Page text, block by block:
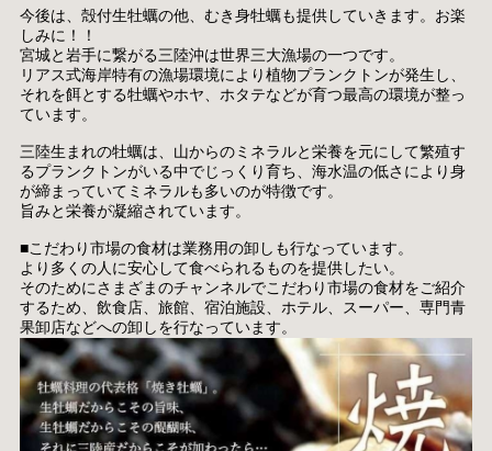
今後は、殻付生牡蠣の他、むき身牡蠣も提供していきます。お楽
しみに！！
宮城と岩手に繋がる三陸沖は世界三大漁場の一つです。
リアス式海岸特有の漁場環境により植物プランクトンが発生し、
それを餌とする牡蠣やホヤ、ホタテなどが育つ最高の環境が整っ
ています。
三陸生まれの牡蠣は、山からのミネラルと栄養を元にして繁殖す
るプランクトンがいる中でじっくり育ち、海水温の低さにより身
が締まっていてミネラルも多いのが特徴です。
旨みと栄養が凝縮されています。
■こだわり市場の食材は業務用の卸しも行なっています。
より多くの人に安心して食べられるものを提供したい。
そのためにさまざまのチャンネルでこだわり市場の食材をご紹介
するため、飲食店、旅館、宿泊施設、ホテル、スーパー、専門青
果卸店などへの卸しを行なっています。